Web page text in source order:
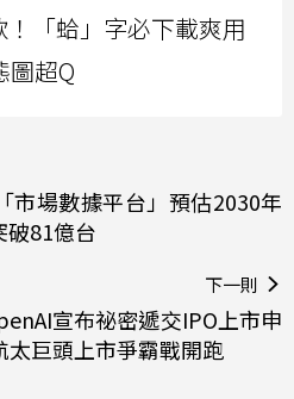
！「蛤」字必下載爽用
圖超Q
市場數據平台」預估2030年
破81億台
下一則
宣布祕密遞交IPO上市申
太巨頭上市爭霸戰開跑